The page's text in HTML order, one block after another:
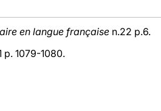
en langue française n.22 p.6.
p. 1079-1080.